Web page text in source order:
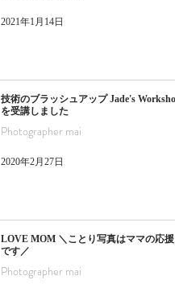
2021年1月14日
技術のブラッシュアップ Jade's Workshop
を受講しました
Photographer mai
2020年2月27日
LOVE MOM ＼ことり写真はママの応援
です／
Photographer mai